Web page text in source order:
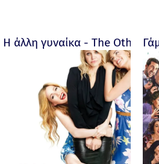
Η άλλη γυναίκα - The Other